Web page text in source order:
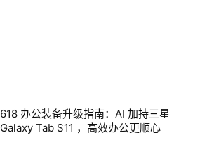
618 办公装备升级指南：AI 加持三星
Galaxy Tab S11 ，高效办公更顺心